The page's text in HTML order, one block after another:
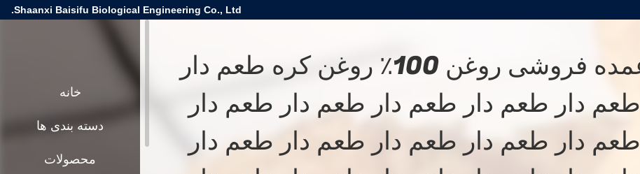
Shaanxi Baisifu Biological Engineering Co., Ltd.
عمده فروشی روغن 100٪ روغن کره طعم دار
طعم دار طعم دار طعم دار طعم دار طعم دار
طعم دار طعم دار طعم دار طعم دار طعم دار
خانه
دسته بندی ها
محصولات